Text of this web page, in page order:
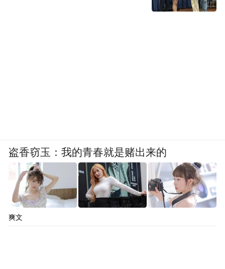
盗香窃玉：我的青春就是赌出来的
爽文